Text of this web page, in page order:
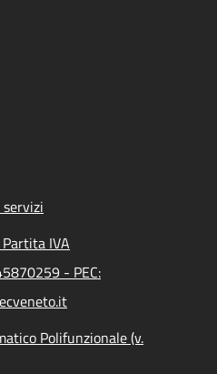
IVA
- PEC:
Polifunzionale (v.